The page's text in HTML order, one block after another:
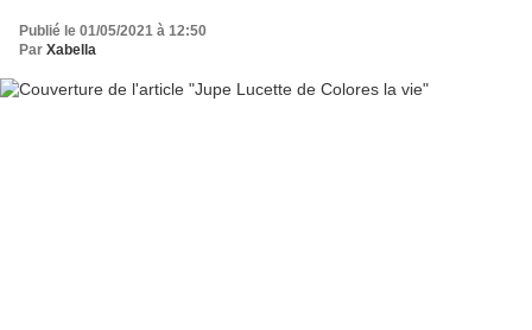
Publié le 01/05/2021 à 12:50
Par Xabella